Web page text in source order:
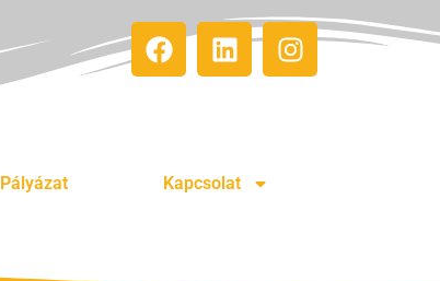
Pályázat Kapcsolat